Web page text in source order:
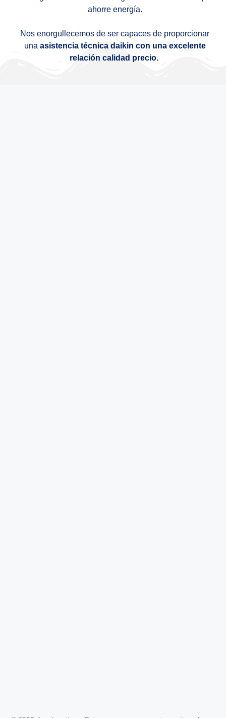
ahorre energía.
Nos enorgullecemos de ser capaces de proporcionar
una asistencia técnica daikin con una excelente
relación calidad precio.